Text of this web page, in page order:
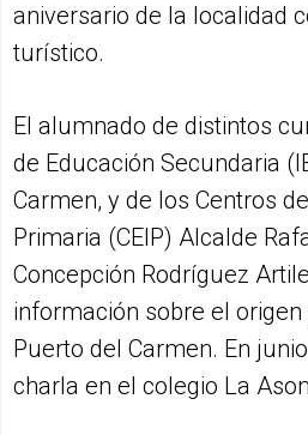
aniversario de la localidad
turístico.
El alumnado de distintos
de Educación Secundaria
Carmen, y de los Centros
Primaria (CEIP) Alcalde
Concepción Rodríguez
información sobre el
Puerto del Carmen. En
charla en el colegio La